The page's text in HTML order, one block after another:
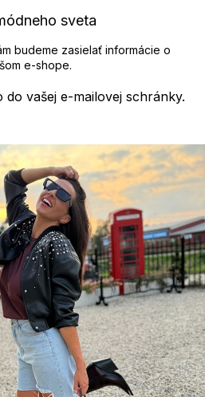
vašej e-mailovej schránky.
sveta
budeme zasielať informácie o
e-shope.